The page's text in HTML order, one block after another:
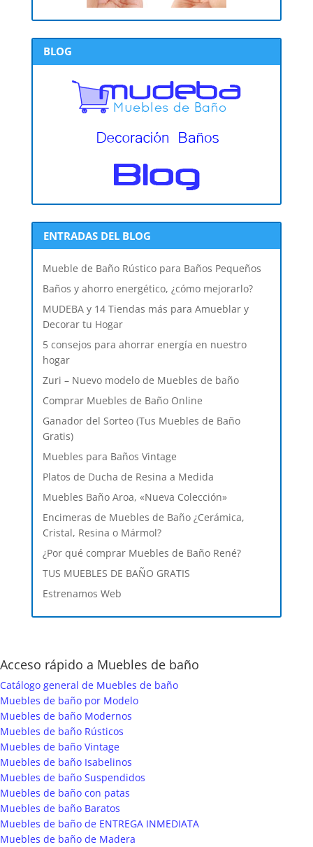
BLOG
ENTRADAS DEL BLOG
Mueble de Baño Rústico para Baños Pequeños
Baños y ahorro energético, ¿cómo mejorarlo?
MUDEBA y 14 Tiendas más para Amueblar y
Decorar tu Hogar
5 consejos para ahorrar energía en nuestro
hogar
Zuri – Nuevo modelo de Muebles de baño
Comprar Muebles de Baño Online
Ganador del Sorteo (Tus Muebles de Baño
Gratis)
Muebles para Baños Vintage
Platos de Ducha de Resina a Medida
Muebles Baño Aroa, «Nueva Colección»
Encimeras de Muebles de Baño ¿Cerámica,
Cristal, Resina o Mármol?
¿Por qué comprar Muebles de Baño René?
TUS MUEBLES DE BAÑO GRATIS
Estrenamos Web
Acceso rápido a Muebles de baño
Catálogo general de Muebles de baño
Muebles de baño por Modelo
Muebles de baño Modernos
Muebles de baño Rústicos
Muebles de baño Vintage
Muebles de baño Isabelinos
Muebles de baño Suspendidos
Muebles de baño con patas
Muebles de baño Baratos
Muebles de baño de ENTREGA INMEDIATA
Muebles de baño de Madera